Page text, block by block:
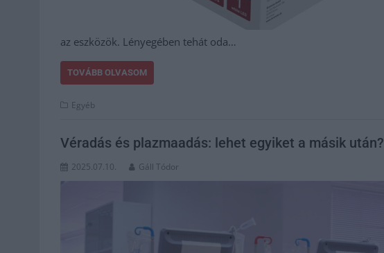
az eszközök. Lényegében tehát oda…
TOVÁBB OLVASOM
Egyéb
Véradás és plazmaadás: lehet egyiket a másik után?
2025.07.10. Gáll Tódor